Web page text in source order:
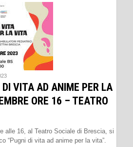
DI VITA AD ANIME PER LA
ORE 16 – TEATRO
alle 16, al Teatro Sociale di Brescia, si
“Pugni di vita ad anime per la vita”.